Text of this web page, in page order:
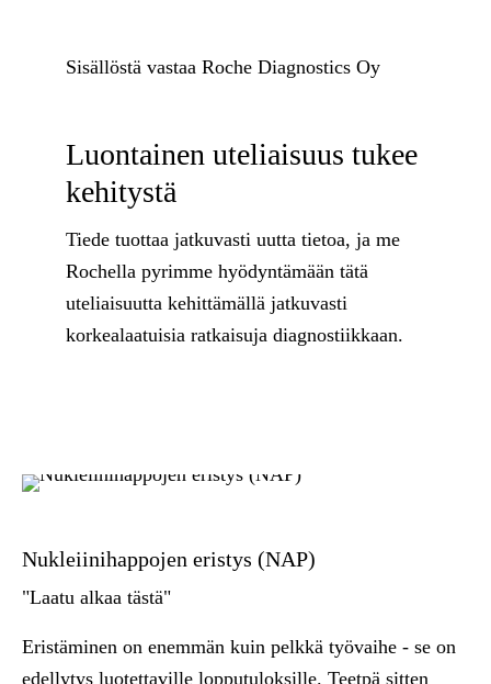
Sisällöstä vastaa Roche Diagnostics Oy
Luontainen uteliaisuus tukee
kehitystä
Tiede tuottaa jatkuvasti uutta tietoa, ja me
Rochella pyrimme hyödyntämään tätä
uteliaisuutta kehittämällä jatkuvasti
korkealaatuisia ratkaisuja diagnostiikkaan.
Nukleiinihappojen eristys (NAP)
"Laatu alkaa tästä"
Eristäminen on enemmän kuin pelkkä työvaihe - se on
edellytys luotettaville lopputuloksille. Teetpä sitten